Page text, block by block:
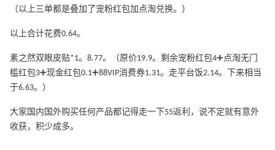
（以上三单都是叠加了宠粉红包加点淘兑换。）
以上合计花费0.64。
素之然双眼皮贴*1。8.77。（原价19.9。剩余宠粉红包4➕点淘无门
槛红包3➕现金红包0.1➕88VIP消费券1.31。走平台饭2.14。下来相当
于6.63。）
大家国内国外购买任何产品都记得走一下55返利，说不定就有意外
收获，积少成多。